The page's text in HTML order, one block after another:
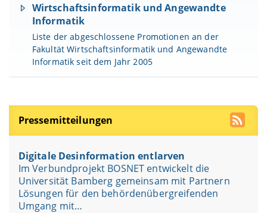
Wirtschaftsinformatik und Angewandte
Informatik
Liste der abgeschlossene Promotionen an der
Fakultät Wirtschaftsinformatik und Angewandte
Informatik seit dem Jahr 2005
Pressemitteilungen
Digitale Desinformation entlarven
Im Verbundprojekt BOSNET entwickelt die
Universität Bamberg gemeinsam mit Partnern
Lösungen für den behördenübergreifenden
Umgang mit…